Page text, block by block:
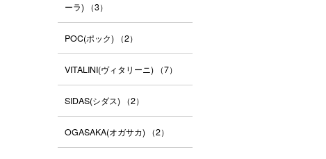
ーラ) （3）
POC(ポック) （2）
VITALINI(ヴィタリーニ) （7）
SIDAS(シダス) （2）
OGASAKA(オガサカ) （2）